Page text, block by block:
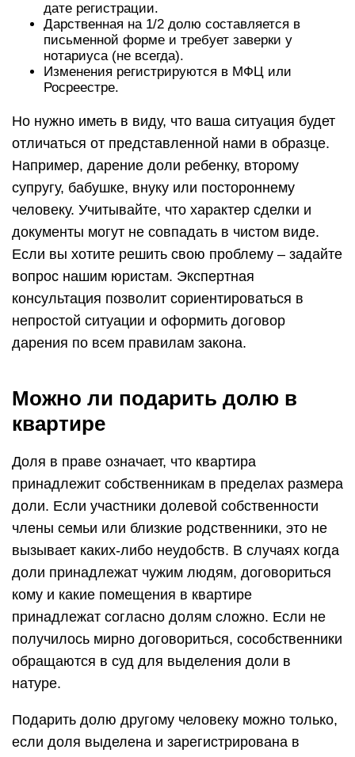
дате регистрации.
Дарственная на 1/2 долю составляется в
письменной форме и требует заверки у
нотариуса (не всегда).
Изменения регистрируются в МФЦ или
Росреестре.
Но нужно иметь в виду, что ваша ситуация будет
отличаться от представленной нами в образце.
Например, дарение доли ребенку, второму
супругу, бабушке, внуку или постороннему
человеку. Учитывайте, что характер сделки и
документы могут не совпадать в чистом виде.
Если вы хотите решить свою проблему – задайте
вопрос нашим юристам. Экспертная
консультация позволит сориентироваться в
непростой ситуации и оформить договор
дарения по всем правилам закона.
Можно ли подарить долю в
квартире
Доля в праве означает, что квартира
принадлежит собственникам в пределах размера
доли. Если участники долевой собственности
члены семьи или близкие родственники, это не
вызывает каких-либо неудобств. В случаях когда
доли принадлежат чужим людям, договориться
кому и какие помещения в квартире
принадлежат согласно долям сложно. Если не
получилось мирно договориться, сособственники
обращаются в суд для выделения доли в
натуре.
Подарить долю другому человеку можно только,
если доля выделена и зарегистрирована в